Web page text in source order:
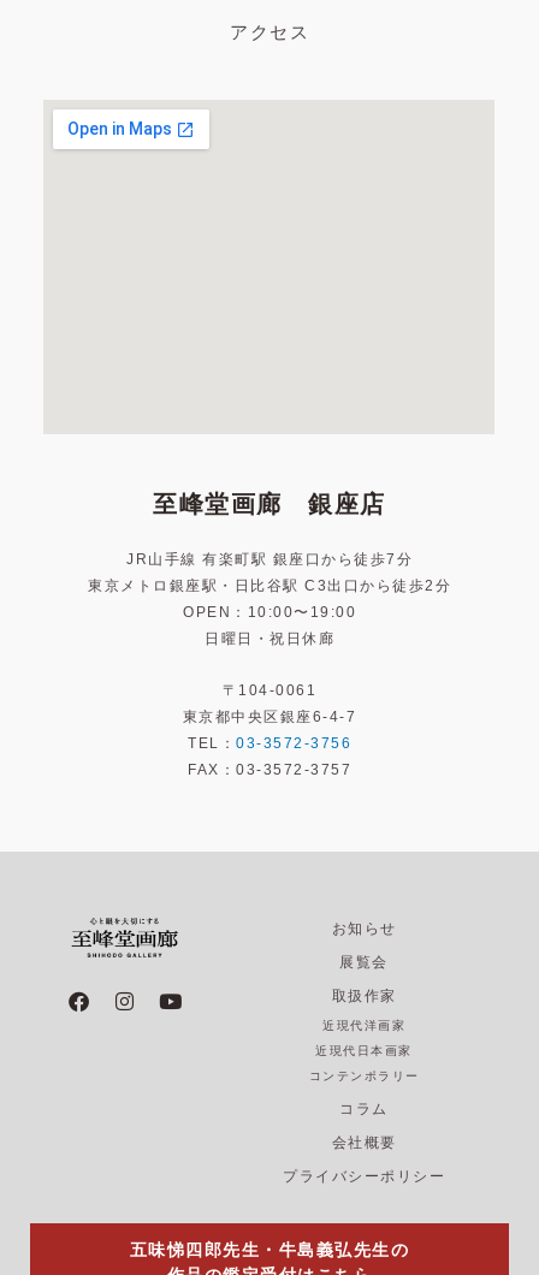
アクセス
至峰堂画廊 銀座店
JR山手線 有楽町駅 銀座口から徒歩7分
東京メトロ銀座駅・日比谷駅 C3出口から徒歩2分
OPEN：10:00〜19:00
日曜日・祝日休廊
〒104-0061
東京都中央区銀座6-4-7
TEL： 03-3572-3756
FAX：03-3572-3757
F
a
I
n
Y
o
お知らせ
展覧会
取扱作家
近現代洋画家
近現代日本画家
コンテンポラリー
コラム
会社概要
プライバシーポリシー
五味悌四郎先生・牛島義弘先生の